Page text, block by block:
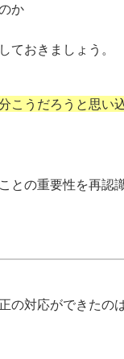
か
ておきましょう。
こうだろうと思い
との重要性を再認
の対応ができたの